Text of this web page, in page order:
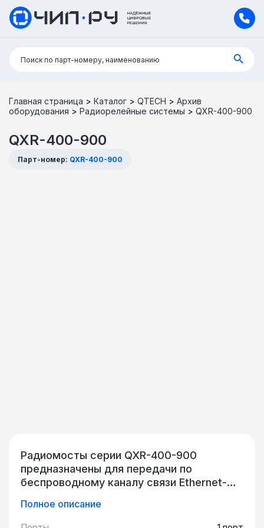
Поиск:
Поиск по парт-номеру, наименованию
Главная страница > Каталог > QTECH > Архив
оборудования > Радиорелейные системы > QXR-400-900
QXR-400-900
Парт-номер: QXR-400-900
Радиомосты серии QXR-400-900
предназначены для передачи по
беспроводному каналу связи Ethernet-
(полный дуплекс). Данная линейка
оборудования рассчитана для работы,
Полное описание